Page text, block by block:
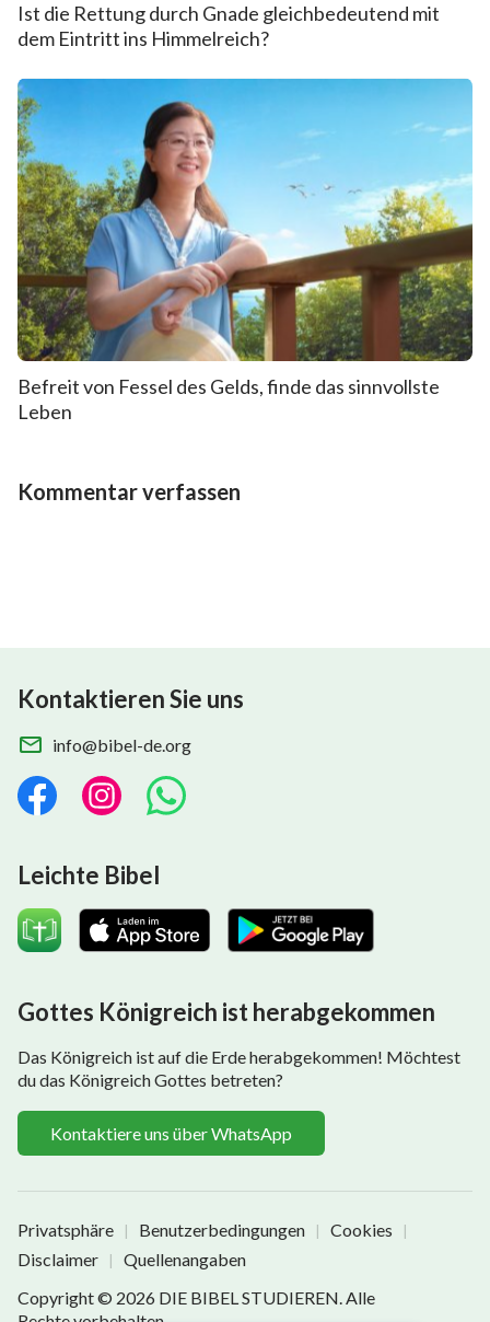
Ist die Rettung durch Gnade gleichbedeutend mit
dem Eintritt ins Himmelreich?
Befreit von Fessel des Gelds, finde das sinnvollste
Leben
Kommentar verfassen
Kontaktieren Sie uns
info@bibel-de.org
Leichte Bibel
Gottes Königreich ist herabgekommen
Das Königreich ist auf die Erde herabgekommen! Möchtest
du das Königreich Gottes betreten?
Kontaktiere uns über WhatsApp
Privatsphäre | Benutzerbedingungen | Cookies |
Disclaimer |
Quellenangaben
Copyright © 2026 DIE BIBEL STUDIEREN. Alle